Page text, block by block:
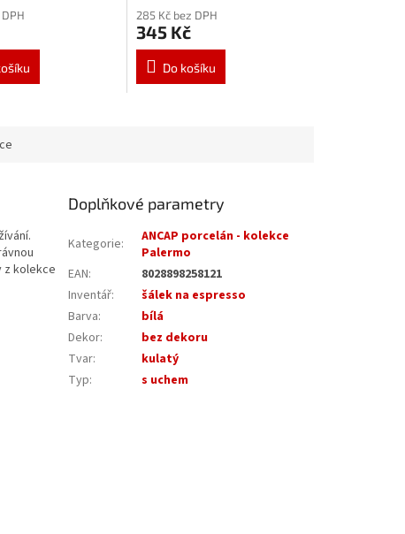
285 Kč bez DPH
345 Kč
Do košíku
z kolekce
Doplňkové parametry
Kategorie:
ANCAP porcelán - kolekce
Palermo
EAN:
8028898258121
Inventář:
šálek na espresso
Barva:
bílá
Dekor:
bez dekoru
Tvar:
kulatý
Typ: s uchem